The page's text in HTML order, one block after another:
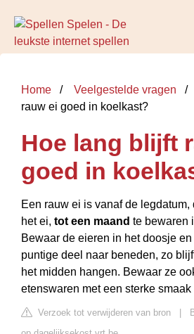
Home Veelgestelde vragen
rauw ei goed in koelkast?
Hoe lang blijft
goed in
Een rauw ei is vanaf de
het ei, tot een maand te bewaren
Bewaar de eieren in het doosje
puntige deel naar beneden, zo
het midden hangen. Bewaar ze
etenswaren met een sterke smaak
Verzoek tot verwijderen van bron